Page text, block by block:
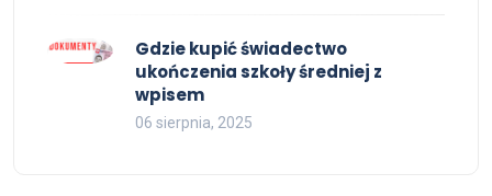
Gdzie kupić świadectwo
ukończenia szkoły średniej z
wpisem
06 sierpnia, 2025